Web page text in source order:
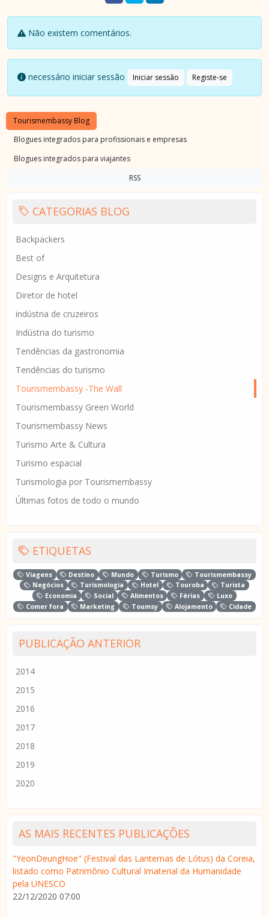
Não existem comentários.
necessário iniciar sessão Iniciar sessão Registe-se
Tourismembassy Blog
Blogues integrados para profissionais e empresas
Blogues integrados para viajantes
RSS
CATEGORIAS BLOG
Backpackers
Best of
Designs e Arquitetura
Diretor de hotel
indústria de cruzeiros
Indústria do turismo
Tendências da gastronomia
Tendências do turismo
Tourismembassy -The Wall
Tourismembassy Green World
Tourismembassy News
Turismo Arte & Cultura
Turismo espacial
Turismologia por Tourismembassy
Últimas fotos de todo o mundo
ETIQUETAS
Viagens Destino Mundo Turismo
Tourismembassy
Negócios
Turismologia Hotel Touroba
Turista
Economia
Social Alimentos Férias
Luxo
Comer fora
Marketing Toumsy Alojamento Cidade
PUBLICAÇÃO ANTERIOR
2014
2015
2016
2017
2018
2019
2020
AS MAIS RECENTES PUBLICAÇÕES
"YeonDeungHoe" (Festival das Lanternas de Lótus) da Coreia,
listado como Patrimônio Cultural Imaterial da Humanidade
pela UNESCO
22/12/2020 07:00